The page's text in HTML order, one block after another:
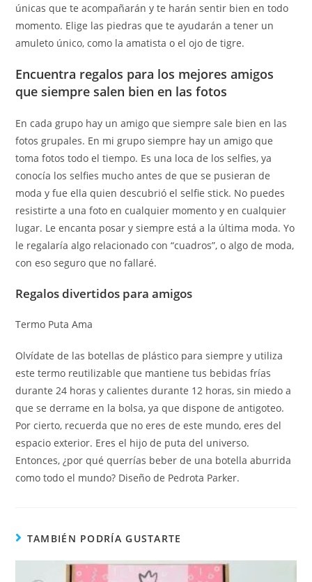
únicas que te acompañarán y te harán sentir bien en todo
momento. Elige las piedras que te ayudarán a tener un
amuleto único, como la amatista o el ojo de tigre.
Encuentra regalos para los mejores amigos
que siempre salen bien en las fotos
En cada grupo hay un amigo que siempre sale bien en las
fotos grupales. En mi grupo siempre hay un amigo que
toma fotos todo el tiempo. Es una loca de los selfies, ya
conocía los selfies mucho antes de que se pusieran de
moda y fue ella quien descubrió el selfie stick. No puedes
resistirte a una foto en cualquier momento y en cualquier
lugar. Le encanta posar y siempre está a la última moda. Yo
le regalaría algo relacionado con “cuadros”, o algo de moda,
con eso seguro que no fallaré.
Regalos divertidos para amigos
Termo Puta Ama
Olvídate de las botellas de plástico para siempre y utiliza
este termo reutilizable que mantiene tus bebidas frías
durante 24 horas y calientes durante 12 horas, sin miedo a
que se derrame en la bolsa, ya que dispone de antigoteo.
Por cierto, recuerda que no eres de este mundo, eres del
espacio exterior. Eres el hijo de puta del universo.
Entonces, ¿por qué querrías beber de una botella aburrida
como todo el mundo? Diseño de Pedrota Parker.
TAMBIÉN PODRÍA GUSTARTE